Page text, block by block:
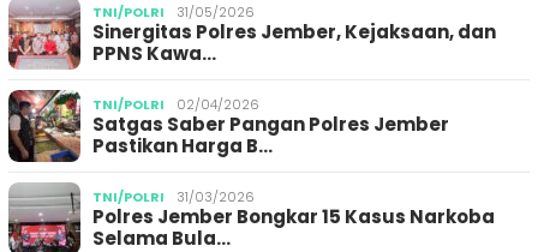
TNI/POLRI 31/05/2026
Sinergitas Polres Jember, Kejaksaan, dan
PPNS Kawa…
TNI/POLRI 02/04/2026
Satgas Saber Pangan Polres Jember
Pastikan Harga B…
TNI/POLRI 31/03/2026
Polres Jember Bongkar 15 Kasus Narkoba
Selama Bula…